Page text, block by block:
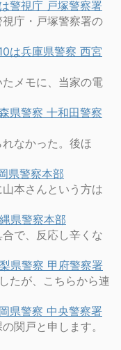
警視庁 戸塚警察署
庁・戸塚警察署の
は兵庫県警察 西宮
メモに、当家の電
県警察 十和田警察
なかった。後ほ
県警察本部
本さんという方は
県警察本部
で、反応し辛くな
県警察 甲府警察署
たが、こちらから連
県警察 中央警察署
関戸と申します。